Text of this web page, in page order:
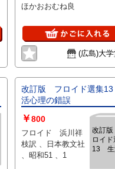
ほかおおむね良
(広島)大
改訂版 フロイド選集
活心理の錯誤
改訂
ロイ
13 生
￥800
フロイド 浜川祥
枝訳 、日本教文社
、昭和51 、1